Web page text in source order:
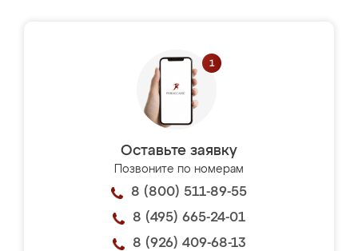
Оставьте заявку
Позвоните по номерам
8 (800) 511-89-55
8 (495) 665-24-01
8 (926) 409-68-13